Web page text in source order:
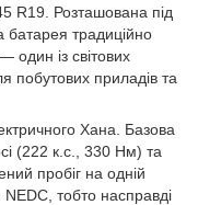
R19. Розташована під
батарея традиційно
один із світових
побутових приладів та
Хана. Базова
(222 к.с., 330 Нм) та
пробіг на одній
тобто насправді